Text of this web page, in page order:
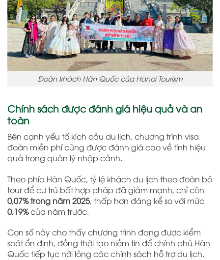
Đoàn khách Hàn Quốc của Hanoi Tourism
Chính sách được đánh giá hiệu quả và an
toàn
Bên cạnh yếu tố kích cầu du lịch, chương trình visa
đoàn miễn phí cũng được đánh giá cao về tính hiệu
quả trong quản lý nhập cảnh.
Theo phía Hàn Quốc, tỷ lệ khách du lịch theo đoàn bỏ
tour để cư trú bất hợp pháp đã giảm mạnh, chỉ còn
0,07% trong năm 2025, thấp hơn đáng kể so với mức
0,19%của năm trước.
Con số này cho thấy chương trình đang được kiểm
soát ổn định, đồng thời tạo niềm tin để chính phủ Hàn
Quốc tiếp tục nới lỏng các chính sách hỗ trợ du lịch.